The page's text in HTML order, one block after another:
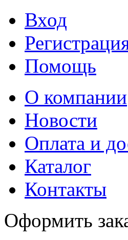
Вход
Помощь
О компании
Новости
Оплата и
Каталог
Контакты
Оформить